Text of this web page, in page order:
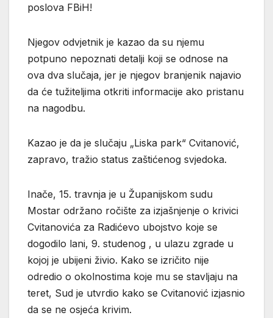
poslova FBiH!
Njegov odvjetnik je kazao da su njemu
potpuno nepoznati detalji koji se odnose na
ova dva slučaja, jer je njegov branjenik najavio
da će tužiteljima otkriti informacije ako pristanu
na nagodbu.
Kazao je da je slučaju „Liska park“ Cvitanović,
zapravo, tražio status zaštićenog svjedoka.
Inače, 15. travnja je u Županijskom sudu
Mostar održano ročište za izjašnjenje o krivici
Cvitanovića za Radićevo ubojstvo koje se
dogodilo lani, 9. studenog , u ulazu zgrade u
kojoj je ubijeni živio. Kako se izričito nije
odredio o okolnostima koje mu se stavljaju na
teret, Sud je utvrdio kako se Cvitanović izjasnio
da se ne osjeća krivim.